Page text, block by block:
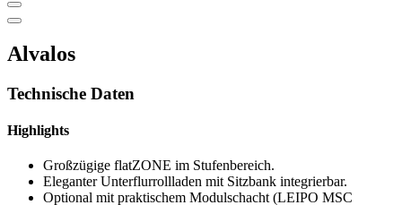
Alvalos
Technische Daten
Highlights
Großzügige flatZONE im Stufenbereich.
Eleganter Unterflurrollladen mit Sitzbank integrierbar.
Optional mit praktischem Modulschacht (LEIPO MSC